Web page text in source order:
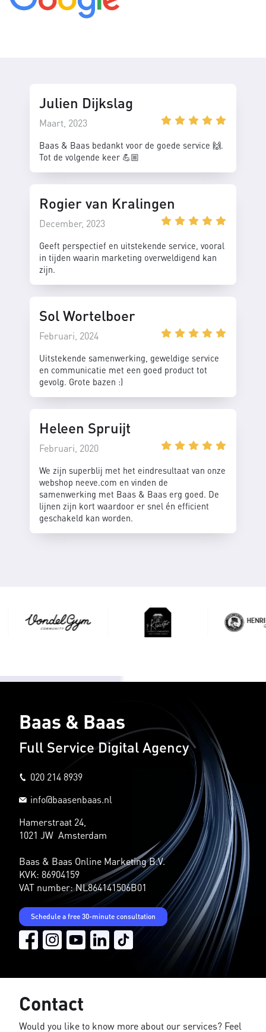
Julien Dijkslag
Maart, 2023
Baas & Baas bedankt voor de goede service 🙌.
Tot de volgende keer 💪🏼
Rogier van Kralingen
December, 2023
Geeft perspectief en uitstekende service, vooral
in tijden waarin marketing overweldigend kan
zijn.
Sol Wortelboer
Februari, 2024
Uitstekende samenwerking, geweldige service
en communicatie met een goed product tot
gevolg. Grote bazen :)
Heleen Spruijt
Februari, 2020
We zijn superblij met het eindresultaat van onze
webshop neeve.com en vinden de
samenwerking met Baas & Baas erg goed. De
lijnen zijn kort waardoor er snel én efficient
geschakeld kan worden.
Baas & Baas
Full Service Digital Agency
020 214 8939
info@baasenbaas.nl
Hamerstraat 24,
1021 JW Amsterdam
Baas & Baas Online Marketing B.V.
KVK: 86904159
VAT number: NL864141506B01
Schedule a free 30-minute consultation
Contact
Would you like to know more about our services? Feel